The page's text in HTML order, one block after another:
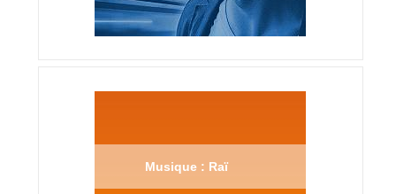
Musique : Raï